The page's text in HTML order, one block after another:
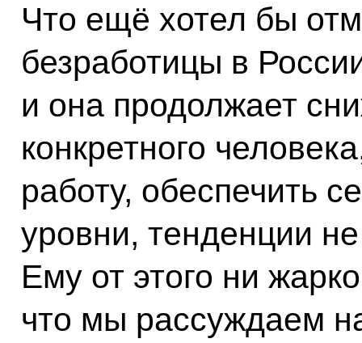
Что ещё хотел бы
безработицы в
и она продолжает
конкретного
работу, обеспечить
уровни, тенденции
Ему от этого ни
что мы рассуждаем